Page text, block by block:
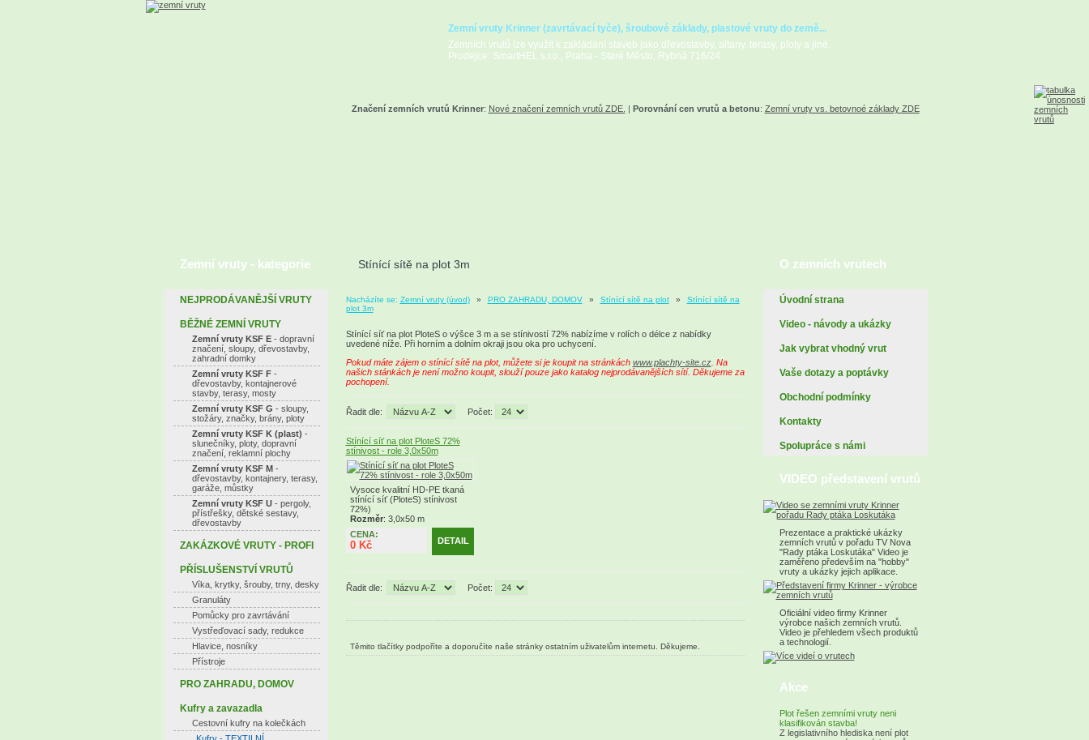
Zemní vruty Krinner (zavrtávací tyče), šroubové základy, plastové vruty do země...
Zemních vrutů lze využít k zakládání staveb jako dřevostavby, altany, terasy, ploty a jiné.
Prodejce: SmartHEL s.r.o., Praha - Staré Město, Rybná 716/24
Značení zemních vrutů Krinner: Nové značení zemních vrutů ZDE. | Porovnání cen vrutů a betonu: Zemní vruty vs. betovnoé základy ZDE
Stínící sítě na plot 3m
Nacházíte se: Zemní vruty (úvod) » PRO ZAHRADU, DOMOV » Stínící sítě na plot »
Stínící sítě na
plot 3m
Stínící síť na plot PloteS o výšce 3 m a se stínivostí 72% nabízíme v rolích o délce z nabídky
uvedené níže. Při horním a dolním okraji jsou oka pro uchycení.
Pokud máte zájem o stínící sítě na plot, můžete si je koupit na stránkách www.plachty-site.cz. Na
našich stánkách je není možno koupit, slouží pouze jako katalog nejprodávanějších sítí. Děkujeme za
pochopení.
Řadit dle: Počet:
Stínící síť na plot PloteS 72%
stínivost - role 3,0x50m
Vysoce kvalitní HD-PE tkaná
stínící síť (PloteS) stínivost
72%)
Rozměr: 3,0x50 m
CENA:
0 Kč DETAIL
Řadit dle: Počet:
Těmito tlačítky podpoříte a doporučíte naše stránky ostatním uživatelům internetu. Děkujeme.
Zemní vruty - kategorie
NEJPRODÁVANĚJŠÍ VRUTY
BĚŽNÉ ZEMNÍ VRUTY
Zemní vruty KSF E- dopravní
značení, sloupy, dřevostavby,
zahradní domky
Zemní vruty KSF F-
dřevostavby, kontajnerové
stavby, terasy, mosty
Zemní vruty KSF G - sloupy,
stožáry, značky, brány, ploty
Zemní vruty KSF K (plast) -
slunečníky, ploty, dopravní
značení, reklamní plochy
Zemní vruty KSF M-
dřevostavby, kontajnery, terasy,
garáže, můstky
Zemní vruty KSF U- pergoly,
přístřešky, dětské sestavy,
dřevostavby
ZAKÁZKOVÉ VRUTY - PROFI
PŘÍSLUŠENSTVÍ VRUTŮ
Víka, krytky, šrouby, trny, desky
Granuláty
Pomůcky pro zavrtávání
Vystřeďovací sady, redukce
Hlavice, nosníky
Přístroje
PRO ZAHRADU, DOMOV
Kufry a zavazadla
Cestovní kufry na kolečkách
O zemních vrutech
Úvodní strana
Video - návody a ukázky
Jak vybrat vhodný vrut
Vaše dotazy a poptávky
Obchodní podmínky
Kontakty
Spolupráce s námi
VIDEO představení vrutů
Prezentace a praktické ukázky
zemních vrutů v pořadu TV Nova
"Rady ptáka Loskutáka" Video je
zaměřeno především na "hobby"
vruty a ukázky jejich aplikace.
Oficiální video firmy Krinner
výrobce našich zemních vrutů.
Video je přehledem všech produktů
a technologií.
Akce
Plot řešen zemními vruty neni
klasifikován stavba!
Z legislativního hlediska není plot